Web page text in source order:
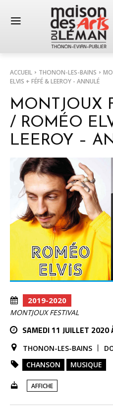
ACCUEIL THONON-LES-BAINS
ELVIS + FÉFÉ & LEEROY - ANNULÉ
MONTJOUX
/ ROMÉO
LEEROY –
2019-2020
MONTJOUX FESTIVAL
SAMEDI 11 JUILLET 2020
THONON-LES-BAINS
CHANSON
MUSIQUE
AFFICHE